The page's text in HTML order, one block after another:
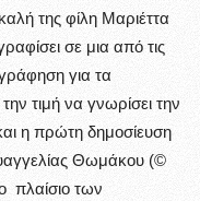
της φίλη Μαριέττα
σε μια από τις
για τα
τιμή να γνωρίσει την
η πρώτη δημοσίευση
Θωμάκου (©
πλαίσιο των